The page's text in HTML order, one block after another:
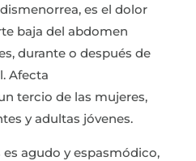
es el dolor
baja del abdomen
durante o después de
Afecta
tercio de las mujeres,
y adultas jóvenes.
agudo y espasmódico,